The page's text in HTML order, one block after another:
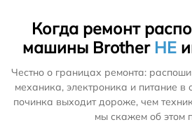
Когда ремонт
машины Brother НЕ
Честно о границах ремонта:
механика, электроника и питание в
починка выходит дороже, чем
мы скажем об этом